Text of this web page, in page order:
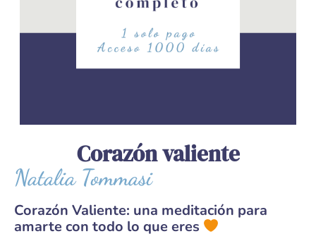
Corazón valiente
Natalia Tommasi
Corazón Valiente: una meditación para
amarte con todo lo que eres